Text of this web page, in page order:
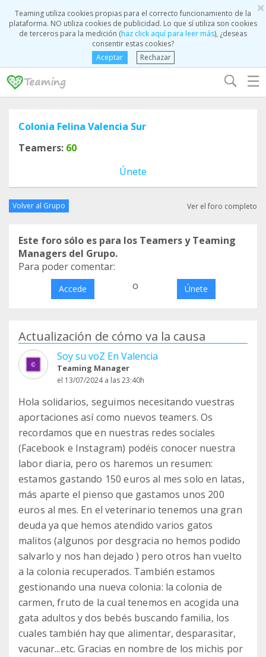
×
Teaming utiliza cookies propias para el correcto funcionamiento de la
plataforma. NO utiliza cookies de publicidad. Lo que sí utiliza son cookies
de terceros para la medición (haz click aquí para leer más), ¿deseas
consentir estas cookies?
Aceptar
Rechazar
☰
Colonia Felina Valencia Sur
Teamers: 60
Únete
Volver al Grupo Ver el foro completo
Este foro sólo es para los Teamers y Teaming
Managers del Grupo.
Para poder comentar:
Accede o Únete
Actualización de cómo va la causa
Soy su voZ En Valencia
Teaming Manager
el 13/07/2024 a las 23:40h
Hola solidarios, seguimos necesitando vuestras
aportaciones así como nuevos teamers. Os
recordamos que en nuestras redes sociales
(Facebook e Instagram) podéis conocer nuestra
labor diaria, pero os haremos un resumen:
estamos gastando 150 euros al mes solo en latas,
más aparte el pienso que gastamos unos 200
euros al mes. En el veterinario tenemos una gran
deuda ya que hemos atendido varios gatos
malitos (algunos por desgracia no hemos podido
salvarlo y nos han dejado ) pero otros han vuelto
a la colonia recuperados. También estamos
gestionando una nueva colonia: la colonia de
carmen, fruto de la cual tenemos en acogida una
gata adultos y dos bebés buscando familia, los
cuales también hay que alimentar, desparasitar,
vacunar...etc. Gracias en nombre de los michis por